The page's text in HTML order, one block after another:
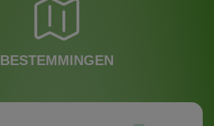
BESTEMMINGEN